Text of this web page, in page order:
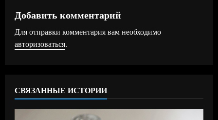
ж
и
ч
Добавить комментарий
Для отправки комментария вам необходимо
авторизоваться.
СВЯЗАННЫЕ ИСТОРИИ